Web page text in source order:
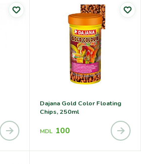
Dajana Gold Color Floating
Chips, 250ml
MDL 100